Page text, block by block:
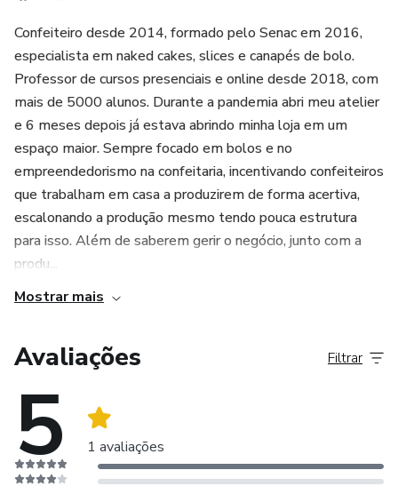
Confeiteiro desde 2014, formado pelo Senac em 2016,
especialista em naked cakes, slices e canapés de bolo.
Professor de cursos presenciais e online desde 2018, com
mais de 5000 alunos. Durante a pandemia abri meu atelier
e 6 meses depois já estava abrindo minha loja em um
espaço maior. Sempre focado em bolos e no
empreendedorismo na confeitaria, incentivando confeiteiros
que trabalham em casa a produzirem de forma acertiva,
escalonando a produção mesmo tendo pouca estrutura
para isso. Além de saberem gerir o negócio, junto com a
produ...
Mostrar mais
Avaliações
5 1 avaliações
Filtrar